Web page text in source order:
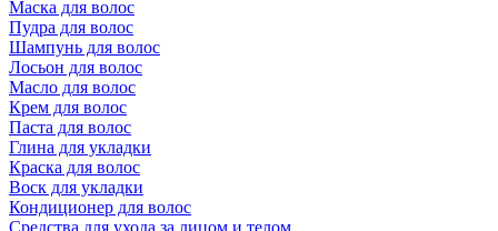
Маска для волос
Пудра для волос
Шампунь для волос
Лосьон для волос
Масло для волос
Крем для волос
Паста для волос
Глина для укладки
Краска для волос
Воск для укладки
Кондиционер для волос
Средства для ухода за лицом и телом